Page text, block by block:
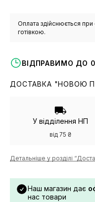
Оплата здійснюється
готівкою.
ВІДПРАВИМО ДО
ДОСТАВКА "НОВОЮ
У відділення НП
від 75 ₴
Детальніше у розділі
Наш магазин дає
нас товари